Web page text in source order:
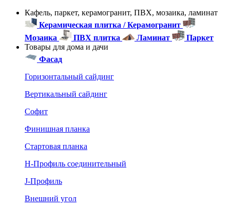
Кафель, паркет, керамогранит, ПВХ, мозаика, ламинат
Керамическая плитка / Керамогранит
Мозаика
ПВХ плитка Ламинат
Паркет
Товары для дома и дачи
Фасад
Горизонтальный сайдинг
Вертикальный сайдинг
Софит
Финишная планка
Стартовая планка
Н-Профиль соединительный
J-Профиль
Внешний угол